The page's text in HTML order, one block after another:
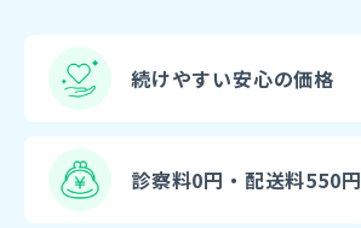
続けやすい安心の価格
診察料0円・配送料550円